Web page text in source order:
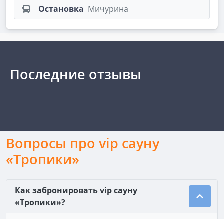
Остановка Мичурина
Последние отзывы
Вопросы про vip сауну
«Тропики»
Как забронировать vip сауну
«Тропики»?